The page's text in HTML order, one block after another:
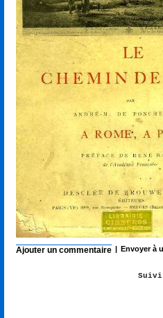
Ajouter un commentaire | Envoyer à
Suivi